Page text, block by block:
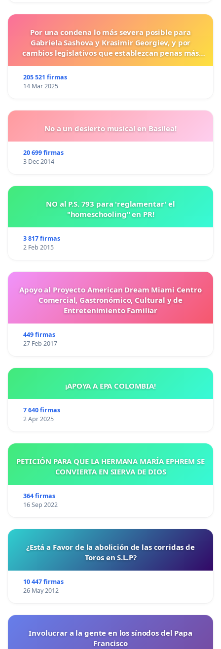
Por una condena lo más severa posible para
Gabriela Sashova y Krasimir Georgiev, y por
cambios legislativos que establezcan penas más
205 521 firmas
14 Mar 2025
No a un desierto musical en Basilea!
20 699 firmas
3 Dec 2014
NO al P.S. 793 para 'reglamentar' el
"homeschooling" en PR!
3 817 firmas
2 Feb 2015
Apoyo al Proyecto American Dream Miami Centro
Comercial, Gastronómico, Cultural y de
Entretenimiento Familiar
449 firmas
27 Feb 2017
¡APOYA A EPA COLOMBIA!
7 640 firmas
2 Apr 2025
PETICIÓN PARA QUE LA HERMANA MARÍA EPHREM SE
CONVIERTA EN SIERVA DE DIOS
364 firmas
16 Sep 2022
¿Está a Favor de la abolición de las corridas de
Toros en S.L.P?
10 447 firmas
26 May 2012
Involucrar a la gente en los sínodos del Papa
Francisco